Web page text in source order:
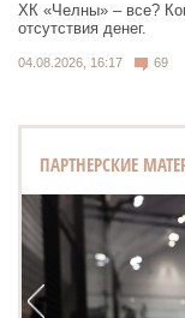
ХК «Челны» – все?
отсутствия денег.
04.08.2026, 16:17 69
ПАРТНЕРСКИЕ